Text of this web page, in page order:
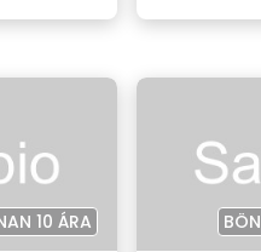
10 ÁRA